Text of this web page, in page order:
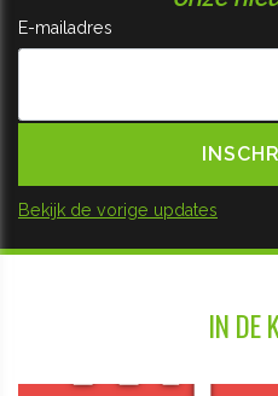
E-mailadres
Bekijk de vorige updates
IN DE